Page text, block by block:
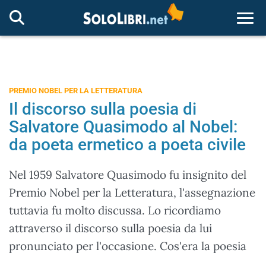
PREMIO NOBEL PER LA LETTERATURA
Il discorso sulla poesia di
Salvatore Quasimodo al Nobel:
da poeta ermetico a poeta civile
Nel 1959 Salvatore Quasimodo fu insignito del
Premio Nobel per la Letteratura, l'assegnazione
tuttavia fu molto discussa. Lo ricordiamo
attraverso il discorso sulla poesia da lui
pronunciato per l'occasione. Cos'era la poesia